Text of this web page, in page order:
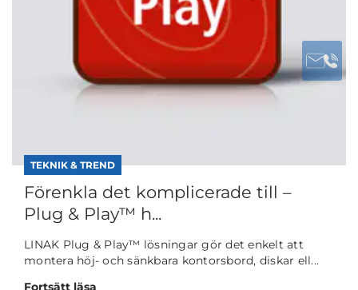
TEKNIK & TREND
Förenkla det komplicerade till –
Plug & Play™ h...
LINAK Plug & Play™ lösningar gör det enkelt att
montera höj- och sänkbara kontorsbord, diskar ell...
Fortsätt läsa